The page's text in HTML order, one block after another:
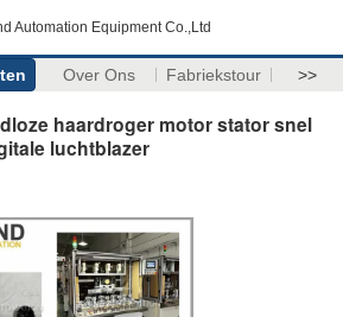
Automation Equipment Co.,Ltd
Over Ons Fabriekstour >>
haardroger motor stator snel
luchtblazer